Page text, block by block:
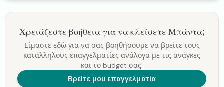
Χρειάζεστε βοήθεια για να κλείσετε Μπάντα;
Είμαστε εδώ για να σας βοηθήσουμε να βρείτε τους
κατάλληλους επαγγελματίες ανάλογα με τις ανάγκες
και το budget σας.
Βρείτε μου επαγγελματία